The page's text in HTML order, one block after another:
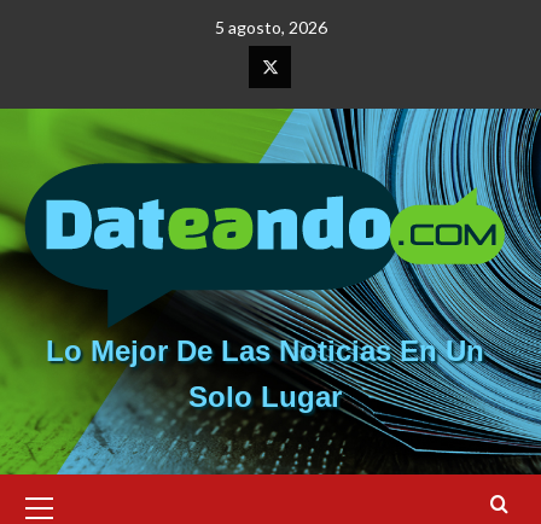
5 agosto, 2026
Elemento
del
menú
Lo Mejor De Las Noticias En Un
Solo Lugar
primario